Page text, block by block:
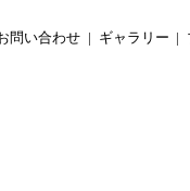
問い合わせ ギャラリー